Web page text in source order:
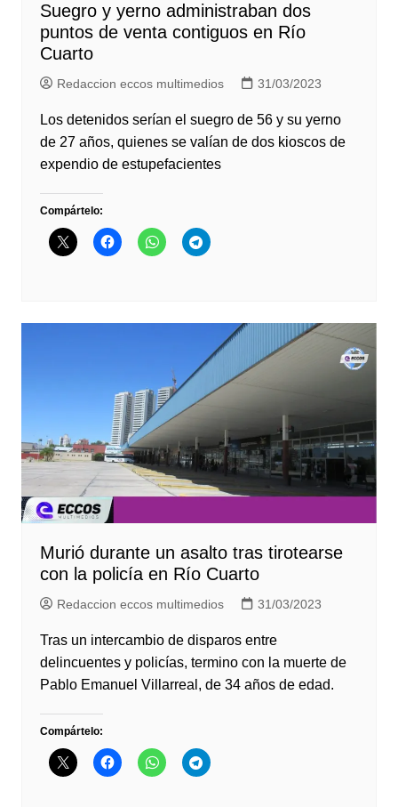
Suegro y yerno administraban dos
puntos de venta contiguos en Río
Cuarto
Redaccion eccos multimedios 31/03/2023
Los detenidos serían el suegro de 56 y su yerno
de 27 años, quienes se valían de dos kioscos de
expendio de estupefacientes
Compártelo:
Murió durante un asalto tras tirotearse
con la policía en Río Cuarto
Redaccion eccos multimedios 31/03/2023
Tras un intercambio de disparos entre
delincuentes y policías, termino con la muerte de
Pablo Emanuel Villarreal, de 34 años de edad.
Compártelo: